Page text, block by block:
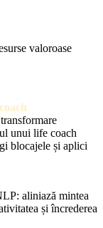
valoroase
unui life coach
blocajele și aplici
aliniază mintea
și încrederea